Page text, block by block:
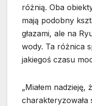
różnią. Oba
mają podobny
głazami, ale na
wody. Ta różnica
jakiegoś czasu
„Miałem nadzieję,